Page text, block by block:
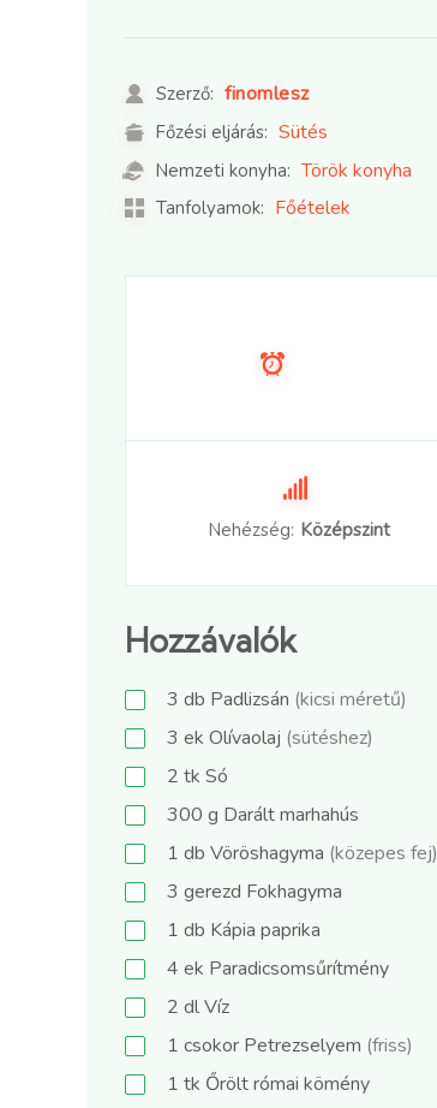
Szerző: finomlesz
Főzési eljárás: Sütés
Nemzeti konyha: Török konyha
Tanfolyamok: Főételek
Nehézség: Középszint
Hozzávalók
3 db Padlizsán (kicsi méretű)
3 ek Olívaolaj (sütéshez)
2 tk Só
300 g Darált marhahús
1 db Vöröshagyma (közepes fej)
3 gerezd Fokhagyma
1 db Kápia paprika
4 ek Paradicsomsűrítmény
2 dlVíz
1 csokor Petrezselyem (friss)
1 tk Őrölt római kömény